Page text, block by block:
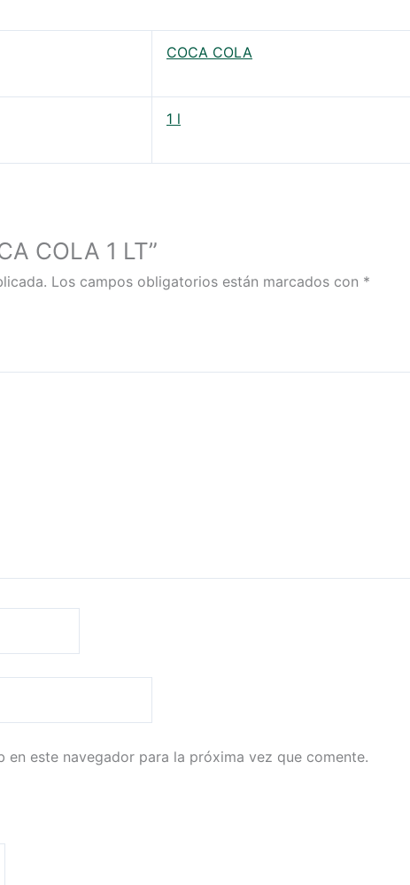
COCA COLA
1 l
COLA 1 LT”
Los campos obligatorios están marcados con *
este navegador para la próxima vez que comente.